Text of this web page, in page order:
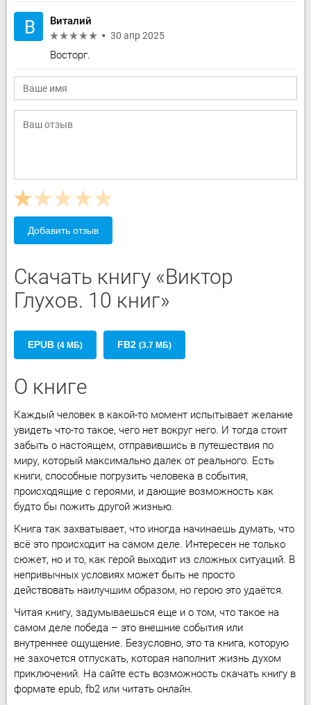
В Виталий
30 апр 2025
Восторг.
Добавить отзыв
Скачать книгу «Виктор
Глухов. 10 книг»
EPUB (4 МБ) FB2 (3.7 МБ)
О книге
Каждый человек в какой-то момент испытывает желание
увидеть что-то такое, чего нет вокруг него. И тогда стоит
забыть о настоящем, отправившись в путешествия по
миру, который максимально далек от реального. Есть
книги, способные погрузить человека в события,
происходящие с героями, и дающие возможность как
будто бы пожить другой жизнью.
Книга так захватывает, что иногда начинаешь думать, что
всё это происходит на самом деле. Интересен не только
сюжет, но и то, как герой выходит из сложных ситуаций. В
непривычных условиях может быть не просто
действовать наилучшим образом, но герою это удаётся.
Читая книгу, задумываешься еще и о том, что такое на
самом деле победа – это внешние события или
внутреннее ощущение. Безусловно, это та книга, которую
не захочется отпускать, которая наполнит жизнь духом
приключений. На сайте есть возможность скачать книгу в
формате epub, fb2 или читать онлайн.